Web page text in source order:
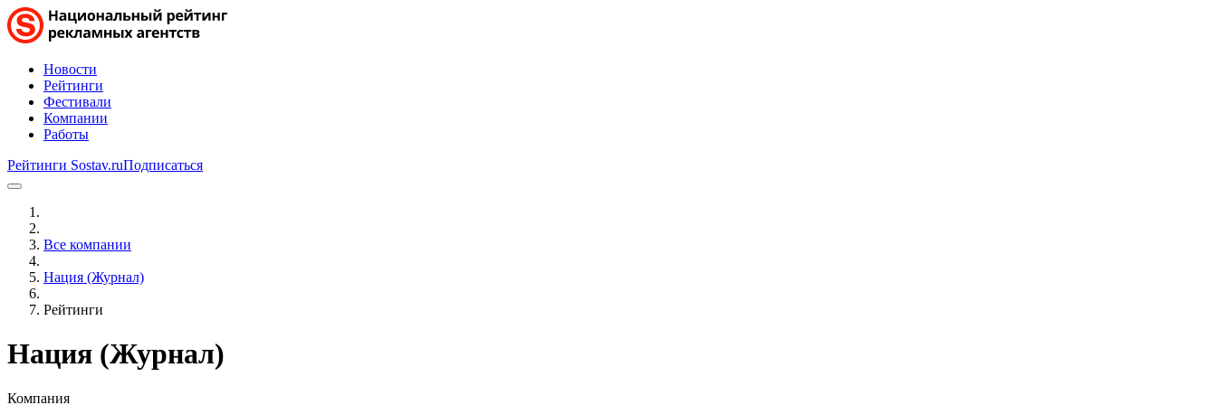
Новости
Рейтинги
Фестивали
Компании
Работы
Рейтинги Sostav.ruПодписаться
Все компании
Нация (Журнал)
Рейтинги
Нация (Журнал)
Компания